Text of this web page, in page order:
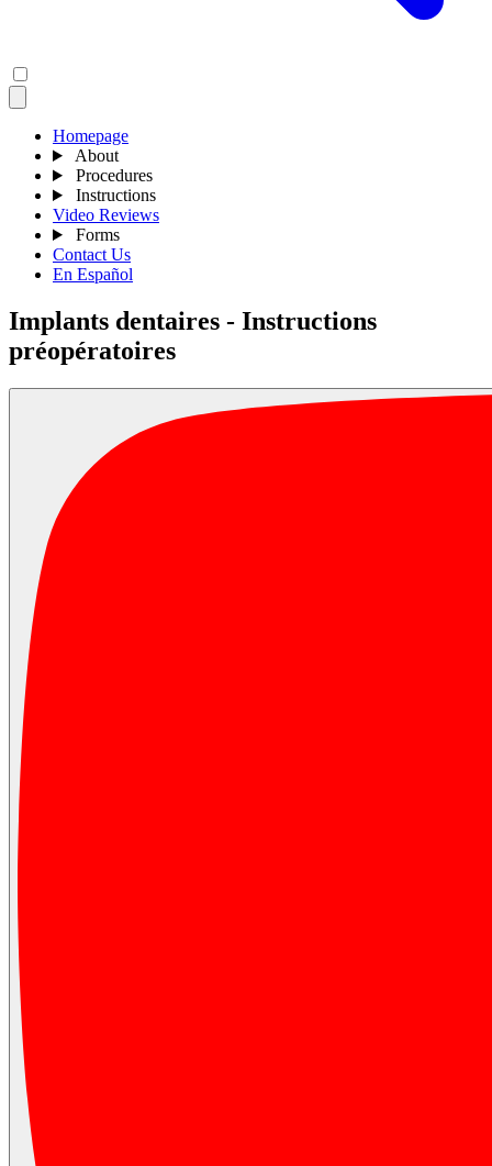
Homepage
About
Procedures
Instructions
Video Reviews
Forms
Contact Us
En Español
Implants dentaires - Instructions
préopératoires